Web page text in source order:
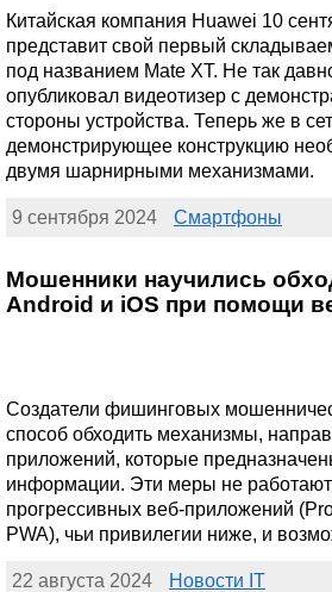
Китайская компания Huawei 10
представит свой первый
под названием Mate XT. Не так
опубликовал видеотизер с
стороны устройства. Теперь же в
демонстрирующее конструкцию
двумя шарнирными механизмами.
9 сентября 2024 Смартфоны
Мошенники научились
Android и iOS при помощи
Создатели фишинговых
способ обходить механизмы,
приложений, которые
информации. Эти меры не работают
прогрессивных веб-приложений
PWA), чьи привилегии ниже, и
22 августа 2024 Новости IT